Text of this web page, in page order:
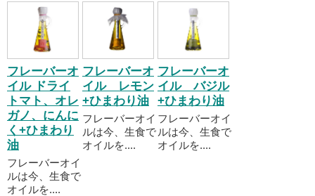
フレーバーオ
イル ドライ
トマト、オレ
ガノ、にんに
く+ひまわり
油
フレーバーオイ
ルは今、生食で
オイルを....
フレーバーオ
イル レモン
+ひまわり油
フレーバーオイ
ルは今、生食で
オイルを....
フレーバーオ
イル バジル
+ひまわり油
フレーバーオイ
ルは今、生食で
オイルを....